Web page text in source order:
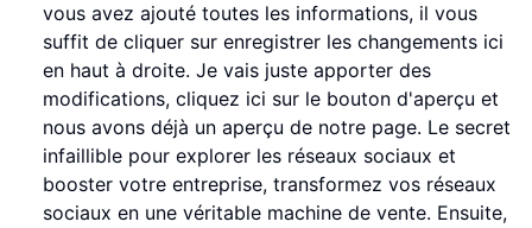
vous avez ajouté toutes les informations, il vous
suffit de cliquer sur enregistrer les changements ici
en haut à droite. Je vais juste apporter des
modifications, cliquez ici sur le bouton d'aperçu et
nous avons déjà un aperçu de notre page. Le secret
infaillible pour explorer les réseaux sociaux et
booster votre entreprise, transformez vos réseaux
sociaux en une véritable machine de vente. Ensuite,